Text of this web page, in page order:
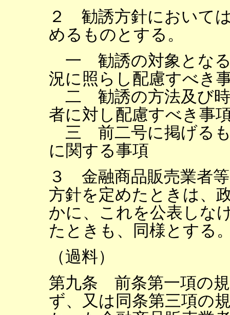
２ 勧誘方針において
めるものとする。
一 勧誘の対象となる
況に照らし配慮すべき
二 勧誘の方法及び時
者に対し配慮すべき事
三 前二号に掲げるも
に関する事項
３ 金融商品販売業者
方針を定めたときは、
かに、これを公表しな
たときも、同様とする
（過料）
第九条 前条第一項の
ず、又は同条第三項の